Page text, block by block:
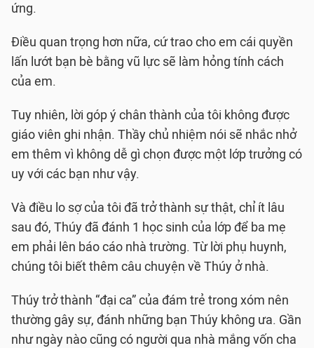
ứng.
Điều quan trọng hơn nữa, cứ trao cho em cái quyền
lấn lướt bạn bè bằng vũ lực sẽ làm hỏng tính cách
của em.
Tuy nhiên, lời góp ý chân thành của tôi không được
giáo viên ghi nhận. Thầy chủ nhiệm nói sẽ nhắc nhở
em thêm vì không dễ gì chọn được một lớp trưởng có
uy với các bạn như vậy.
Và điều lo sợ của tôi đã trở thành sự thật, chỉ ít lâu
sau đó, Thúy đã đánh 1 học sinh của lớp để ba mẹ
em phải lên báo cáo nhà trường. Từ lời phụ huynh,
chúng tôi biết thêm câu chuyện về Thúy ở nhà.
Thúy trở thành “đại ca” của đám trẻ trong xóm nên
thường gây sự, đánh những bạn Thúy không ưa. Gần
như ngày nào cũng có người qua nhà mắng vốn cha